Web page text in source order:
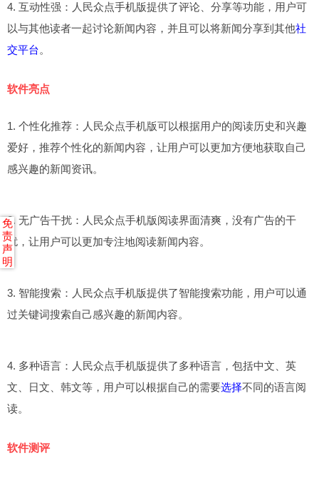
4. 互动性强：人民众点手机版提供了评论、分享等功能，用户可
以与其他读者一起讨论新闻内容，并且可以将新闻分享到其他社
交平台。
软件亮点
1. 个性化推荐：人民众点手机版可以根据用户的阅读历史和兴趣
爱好，推荐个性化的新闻内容，让用户可以更加方便地获取自己
感兴趣的新闻资讯。
2. 无广告干扰：人民众点手机版阅读界面清爽，没有广告的干
扰，让用户可以更加专注地阅读新闻内容。
3. 智能搜索：人民众点手机版提供了智能搜索功能，用户可以通
过关键词搜索自己感兴趣的新闻内容。
4. 多种语言：人民众点手机版提供了多种语言，包括中文、英
文、日文、韩文等，用户可以根据自己的需要选择不同的语言阅
读。
软件测评
免
责
声
明